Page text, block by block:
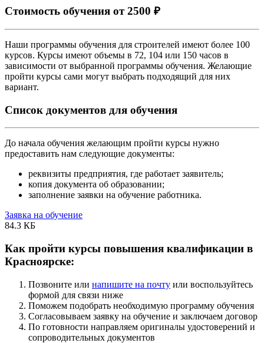
Стоимость обучения от 2500 ₽
Наши программы обучения для строителей имеют более 100
курсов. Курсы имеют объемы в 72, 104 или 150 часов в
зависимости от выбранной программы обучения. Желающие
пройти курсы сами могут выбрать подходящий для них
вариант.
Список документов для обучения
До начала обучения желающим пройти курсы нужно
предоставить нам следующие документы:
реквизиты предприятия, где работает заявитель;
копия документа об образовании;
заполнение заявки на обучение работника.
Заявка на обучение
84.3 КБ
Как пройти курсы повышения квалификации в
Красноярске:
Позвоните или напишите на почту или воспользуйтесь
формой для связи ниже
Поможем подобрать необходимую программу обучения
Согласовываем заявку на обучение и заключаем договор
По готовности направляем оригиналы удостоверений и
сопроводительных документов